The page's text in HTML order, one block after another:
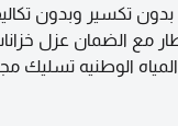
تكسير وبدون
مع الضمان عزل
الوطنيه تسليك